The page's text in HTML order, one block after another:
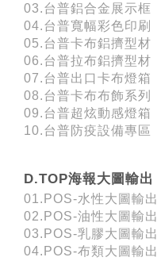
03.台普鋁合金展示框
04.台普寬幅彩色印刷
05.台普卡布鋁擠型材
06.台普拉布鋁擠型材
07.台普出口卡布燈箱
08.台普卡布布飾系列
09.台普超炫動感燈箱
10.台普防疫設備專區
D.TOP海報大圖輸出
01.POS-水性大圖輸出
02.POS-油性大圖輸出
03.POS-乳膠大圖輸出
04.POS-布類大圖輸出